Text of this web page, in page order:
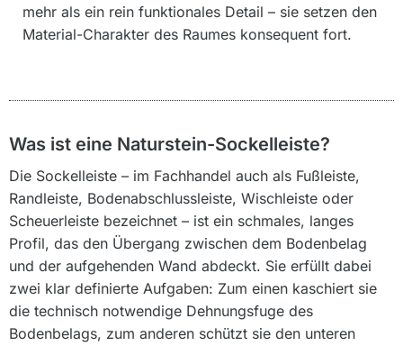
mehr als ein rein funktionales Detail – sie setzen den
Material-Charakter des Raumes konsequent fort.
Was ist eine Naturstein-Sockelleiste?
Die Sockelleiste – im Fachhandel auch als Fußleiste,
Randleiste, Bodenabschlussleiste, Wischleiste oder
Scheuerleiste bezeichnet – ist ein schmales, langes
Profil, das den Übergang zwischen dem Bodenbelag
und der aufgehenden Wand abdeckt. Sie erfüllt dabei
zwei klar definierte Aufgaben: Zum einen kaschiert sie
die technisch notwendige Dehnungsfuge des
Bodenbelags, zum anderen schützt sie den unteren